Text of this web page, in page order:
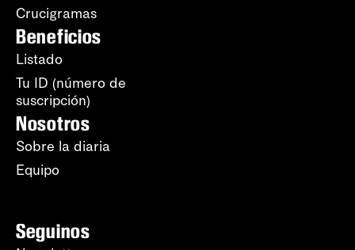
Crucigramas
Beneficios
Listado
Tu ID (número de
suscripción)
Nosotros
Sobre la diaria
Equipo
Seguinos